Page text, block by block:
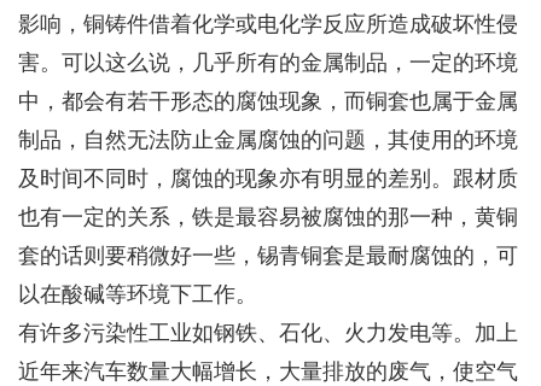
影响，铜铸件借着化学或电化学反应所造成破坏性侵
害。可以这么说，几乎所有的金属制品，一定的环境
中，都会有若干形态的腐蚀现象，而铜套也属于金属
制品，自然无法防止金属腐蚀的问题，其使用的环境
及时间不同时，腐蚀的现象亦有明显的差别。跟材质
也有一定的关系，铁是最容易被腐蚀的那一种，黄铜
套的话则要稍微好一些，锡青铜套是最耐腐蚀的，可
以在酸碱等环境下工作。
有许多污染性工业如钢铁、石化、火力发电等。加上
近年来汽车数量大幅增长，大量排放的废气，使空气